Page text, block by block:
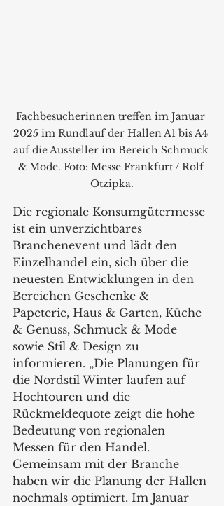
Fachbesucherinnen treffen im Januar
2025 im Rundlauf der Hallen A1 bis A4
auf die Aussteller im Bereich Schmuck
& Mode. Foto: Messe Frankfurt / Rolf
Otzipka.
Die regionale Konsumgütermesse
ist ein unverzichtbares
Branchenevent und lädt den
Einzelhandel ein, sich über die
neuesten Entwicklungen in den
Bereichen Geschenke &
Papeterie, Haus & Garten, Küche
& Genuss, Schmuck & Mode
sowie Stil & Design zu
informieren. „Die Planungen für
die Nordstil Winter laufen auf
Hochtouren und die
Rückmeldequote zeigt die hohe
Bedeutung von regionalen
Messen für den Handel.
Gemeinsam mit der Branche
haben wir die Planung der Hallen
nochmals optimiert. Im Januar